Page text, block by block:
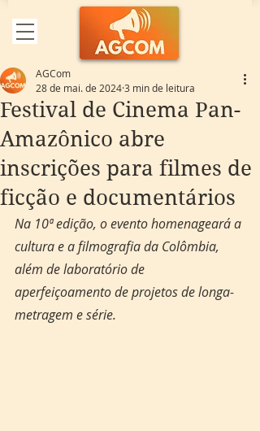
Festival de Cinema Pan-
Amazônico abre
inscrições para filmes de
ficção e documentários
AGCom
28 de mai. de 20243 min de leitura
Na 10ª edição, o evento homenageará a
cultura e a filmografia da Colômbia,
além de laboratório de
aperfeiçoamento de projetos de longa-
metragem e série.